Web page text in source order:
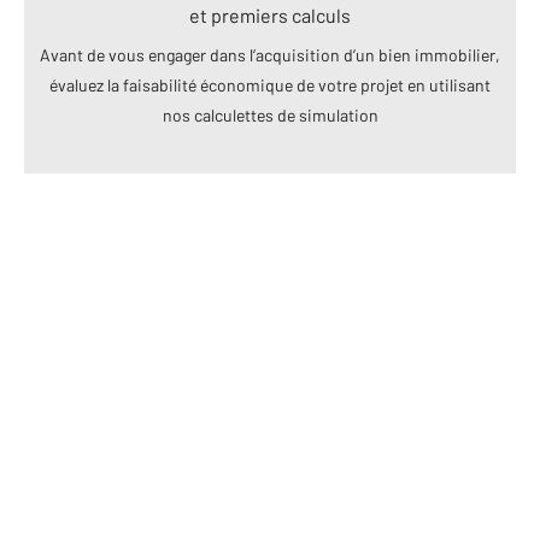
et premiers calculs
Avant de vous engager dans l’acquisition d’un bien immobilier,
évaluez la faisabilité économique de votre projet en utilisant
nos calculettes de simulation